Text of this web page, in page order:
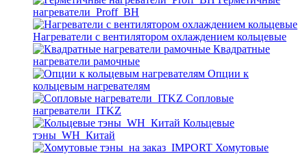
нагреватели_Proff_BH
Нагреватели с вентилятором охлаждением кольцевые
Квадратные
нагреватели рамочные
Опции к
кольцевым нагревателям
Cопловые
нагреватели_ITKZ
Кольцевые
тэны_WH_Китай
Хомутовые